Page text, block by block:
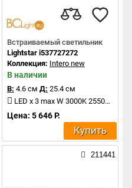
Встраиваемый светильник
Lightstar i537727272
Коллекция: Intero new
В наличии
В: 4.6 см Д: 25.4 см
LED x 3 max W 3000K 2550Lm
Цена: 5 646 Р.
Купить
211441